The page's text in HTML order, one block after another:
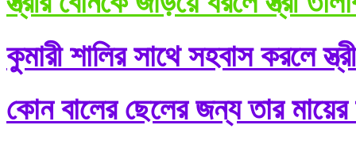
কুমারী শালির সাথে সহবাস করলে
কোন বালের ছেলের জন্য তার মায়ের